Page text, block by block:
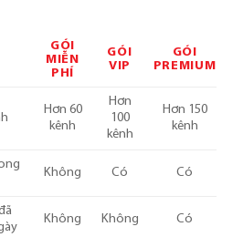
GÓI
MIỄN
PHÍ
GÓI
VIP
GÓI
PREMIUM
Hơn 60
kênh
Hơn
100
kênh
Hơn 150
kênh
Không Có Có
Không Không Có